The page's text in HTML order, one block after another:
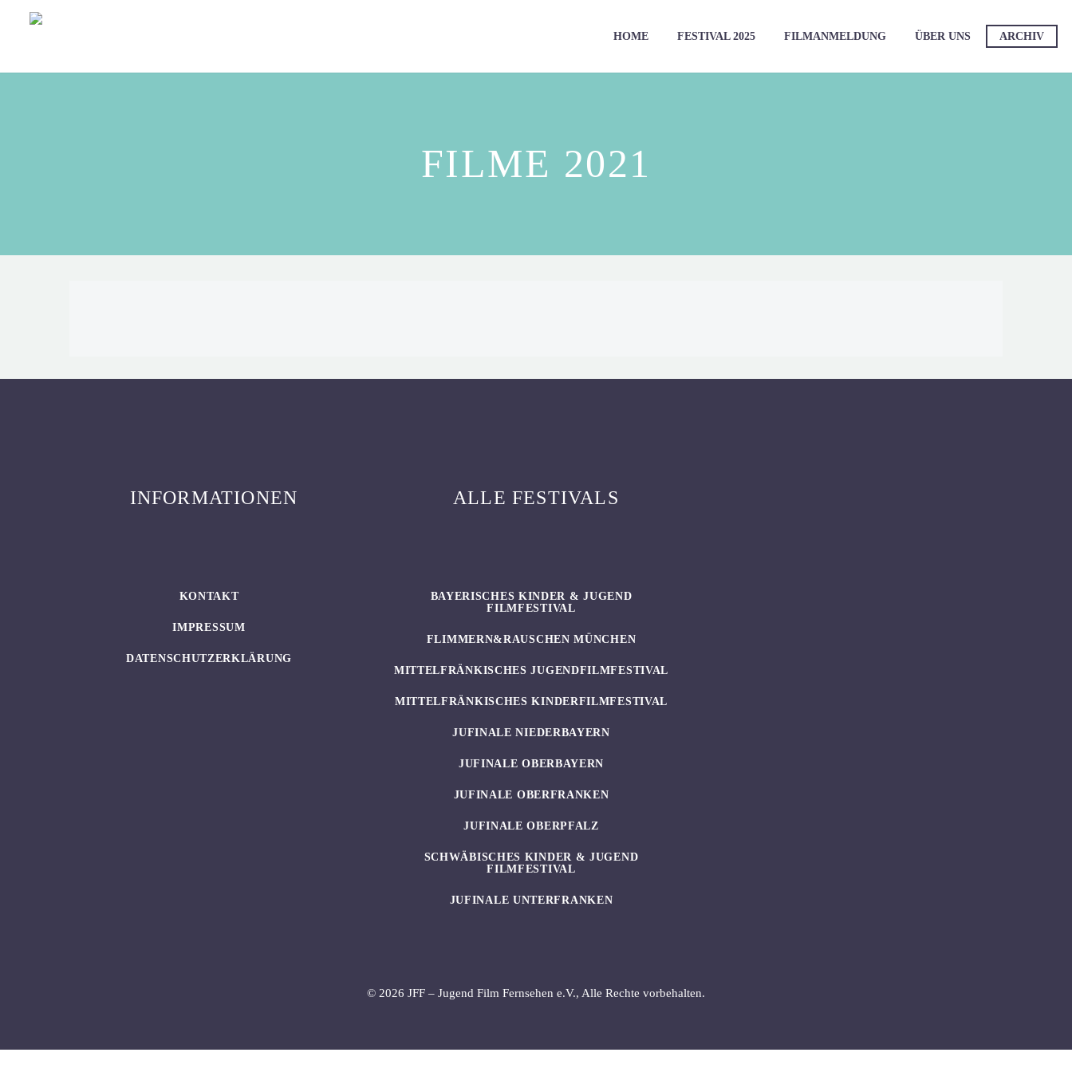
HOME FESTIVAL 2025 FILMANMELDUNG ÜBER UNS ARCHIV
FILME 2021
INFORMATIONEN
KONTAKT
IMPRESSUM
DATENSCHUTZERKLÄRUNG
ALLE FESTIVALS
BAYERISCHES KINDER & JUGEND
FILMFESTIVAL
FLIMMERN&RAUSCHEN MÜNCHEN
MITTELFRÄNKISCHES JUGENDFILMFESTIVAL
MITTELFRÄNKISCHES KINDERFILMFESTIVAL
JUFINALE NIEDERBAYERN
JUFINALE OBERBAYERN
JUFINALE OBERFRANKEN
JUFINALE OBERPFALZ
SCHWÄBISCHES KINDER & JUGEND
FILMFESTIVAL
JUFINALE UNTERFRANKEN
© 2026 JFF – Jugend Film Fernsehen e.V., Alle Rechte vorbehalten.